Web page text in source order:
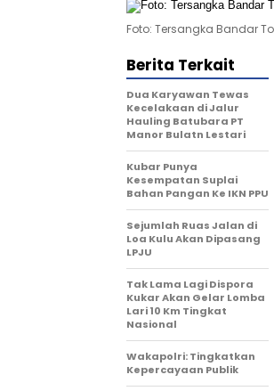
Foto: Tersangka Bandar
Berita Terkait
Dua Karyawan Tewas
Kecelakaan di Jalur
Hauling Batubara PT
Manor Bulatn Lestari
Kubar Punya
Kesempatan Suplai
Bahan Pangan Ke IKN PPU
Sejumlah Ruas Jalan di
Loa Kulu Akan Dipasang
LPJU
Tak Lama Lagi Dispora
Kukar Akan Gelar Lomba
Lari 10 Km Tingkat
Nasional
Wakapolri: Tingkatkan
Kepercayaan Publik